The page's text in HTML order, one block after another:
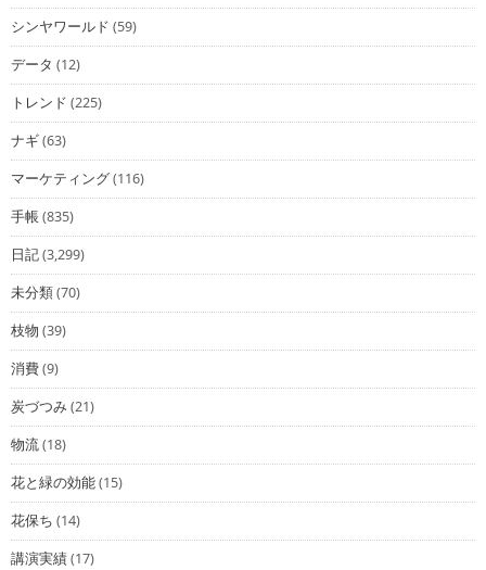
シンヤワールド (59)
データ (12)
トレンド (225)
ナギ(63)
マーケティング(116)
手帳(835)
日記(3,299)
未分類(70)
枝物 (39)
消費(9)
炭づつみ(21)
物流(18)
花と緑の効能(15)
花保ち (14)
講演実績(17)